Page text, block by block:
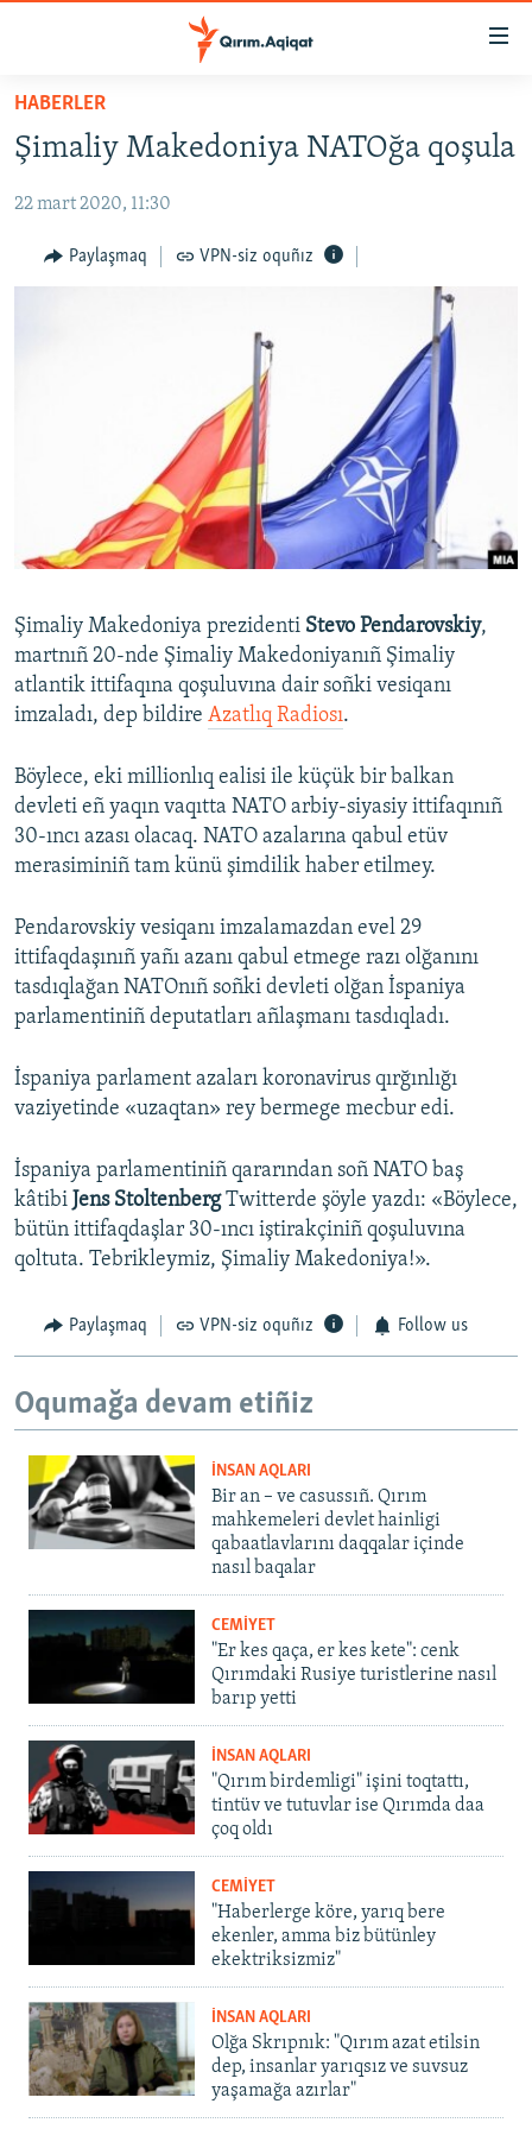
Esas
qaytmaq
navigatsiyağa
qaytmaq
Qıdıruvğa
HABERLER
SİYASET
İQTİSADİYAT
CEMİYET
Русский
Українською
QOŞULIÑIZ!
RFE/RS bütün saytları
HABERLER
Şimaliy Makedoniya NATOğa qoşula
22 mart 2020, 11:30
Paylaşmaq VPN-siz oquñız
Şimaliy Makedoniya prezidenti Stevo Pendarovskiy,
martnıñ 20-nde Şimaliy Makedoniyanıñ Şimaliy
atlantik ittifaqına qoşuluvına dair soñki vesiqanı
imzaladı, dep bildire Azatlıq Radiosı.
Böylece, eki millionlıq ealisi ile küçük bir balkan
devleti eñ yaqın vaqıtta NATO arbiy-siyasiy ittifaqınıñ
30-ıncı azası olacaq. NATO azalarına qabul etüv
merasiminiñ tam künü şimdilik haber etilmey.
Pendarovskiy vesiqanı imzalamazdan evel 29
ittifaqdaşınıñ yañı azanı qabul etmege razı olğanını
tasdıqlağan NATOnıñ soñki devleti olğan İspaniya
parlamentiniñ deputatları añlaşmanı tasdıqladı.
İspaniya parlament azaları koronavirus qırğınlığı
vaziyetinde «uzaqtan» rey bermege mecbur edi.
İspaniya parlamentiniñ qararından soñ NATO baş
kâtibi Jens StoltenbergTwitterde şöyle yazdı: «Böylece,
bütün ittifaqdaşlar 30-ıncı iştirakçiniñ qoşuluvına
qoltuta. Tebrikleymiz, Şimaliy Makedoniya!».
Paylaşmaq VPN-siz oquñız Follow us
Oqumağa devam etiñiz
İNSAN AQLARI
Bir an – ve casussıñ. Qırım
mahkemeleri devlet hainligi
qabaatlavlarını daqqalar içinde
nasıl baqalar
CEMİYET
"Er kes qaça, er kes kete": cenk
Qırımdaki Rusiye turistlerine nasıl
barıp yetti
İNSAN AQLARI
"Qırım birdemligi" işini toqtattı,
tintüv ve tutuvlar ise Qırımda daa
çoq oldı
CEMİYET
"Haberlerge köre, yarıq bere
ekenler, amma biz bütünley
ekektriksizmiz"
İNSAN AQLARI
Olğa Skrıpnık: "Qırım azat etilsin
dep, insanlar yarıqsız ve suvsuz
yaşamağa azırlar"